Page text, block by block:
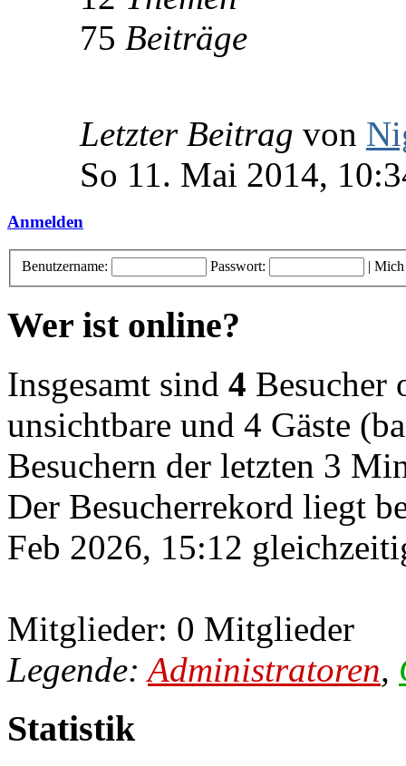
75 Beiträge
Letzter Beitrag von
So 11. Mai 2014,
Anmelden
Benutzername: Passwort: | Mich
Wer ist online?
Insgesamt sind 4 Besucher
unsichtbare und 4 Gäste
Besuchern der letzten 3
Der Besucherrekord liegt
Feb 2026, 15:12
Mitglieder: 0 Mitglieder
Legende:Administratoren,
Statistik